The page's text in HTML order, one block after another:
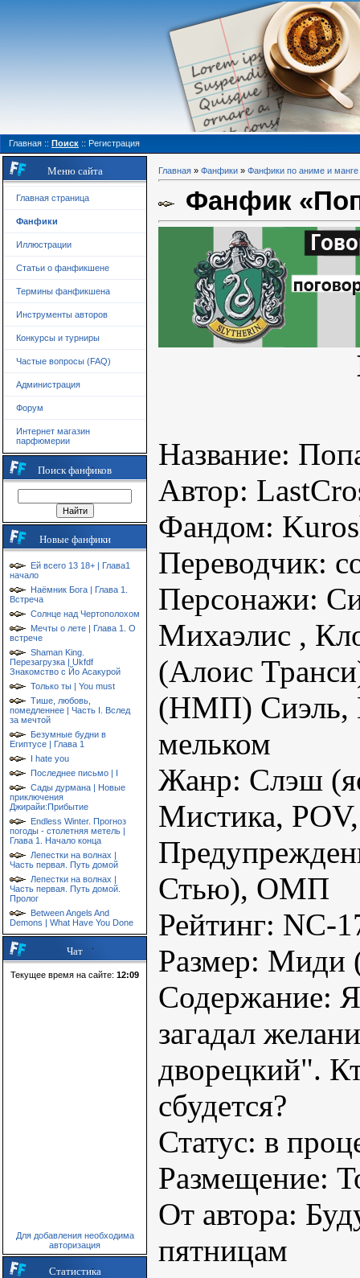
Главная :: Поиск :: Регистрация
Меню сайта
Главная страница
Фанфики
Иллюстрации
Статьи о фанфикшене
Термины фанфикшена
Инструменты авторов
Конкурсы и турниры
Частые вопросы (FAQ)
Администрация
Форум
Интернет магазин
парфюмерии
Поиск фанфиков
Новые фанфики
Ей всего 13 18+ | Глава1
начало
Наёмник Бога | Глава 1.
Встреча
Солнце над Чертополохом
Мечты о лете | Глава 1. О
встрече
Shaman King.
Перезагрузка | Ukfdf
Знакомство с Йо Асакурой
Только ты | You must
Тише, любовь,
помедленнее | Часть I. Вслед
за мечтой
Безумные будни в
Египтусе | Глава 1
I hate you
Последнее письмо | I
Сады дурмана | Новые
приключения
Джирайи:Прибытие
Endless Winter. Прогноз
погоды - столетняя метель |
Глава 1. Начало конца
Лепестки на волнах |
Часть первая. Путь домой
Лепестки на волнах |
Часть первая. Путь домой.
Пролог
Between Angels And
Demons | What Have You Done
Чат
Текущее время на сайте: 12:09
Для добавления необходима
авторизация
Статистика
Главная » Фанфики » Фанфики по аниме и манге
Фанфик
Название:
Автор:
Фандом:
Переводчик:
Персонажи:
Михаэлис ,
(Алоис
(НМП) Сиэль,
мельком
Жанр: Слэш
Мистика,
Стью), ОМП
Рейтинг: NC-
Размер: Миди
Содержание: Я
загадал
дворецкий".
сбудется?
Статус: в
Размещение:
От автора:
пятницам